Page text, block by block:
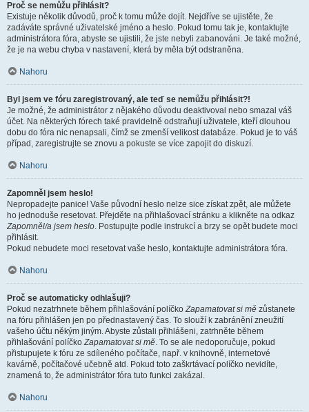
Proč se nemůžu přihlásit?
Existuje několik důvodů, proč k tomu může dojít. Nejdříve se ujistěte, že
zadáváte správné uživatelské jméno a heslo. Pokud tomu tak je, kontaktujte
administrátora fóra, abyste se ujistili, že jste nebyli zabanováni. Je také možné,
že je na webu chyba v nastavení, která by měla být odstraněna.
Nahoru
Byl jsem ve fóru zaregistrovaný, ale teď se nemůžu přihlásit?!
Je možné, že administrátor z nějakého důvodu deaktivoval nebo smazal váš
účet. Na některých fórech také pravidelně odstraňují uživatele, kteří dlouhou
dobu do fóra nic nenapsali, čímž se zmenší velikost databáze. Pokud je to váš
případ, zaregistrujte se znovu a pokuste se více zapojit do diskuzí.
Nahoru
Zapomněl jsem heslo!
Nepropadejte panice! Vaše původní heslo nelze sice získat zpět, ale můžete
ho jednoduše resetovat. Přejděte na přihlašovací stránku a klikněte na odkaz
Zapomněl/a jsem heslo. Postupujte podle instrukcí a brzy se opět budete moci
přihlásit.
Pokud nebudete moci resetovat vaše heslo, kontaktujte administrátora fóra.
Nahoru
Proč se automaticky odhlašuji?
Pokud nezatrhnete během přihlašování políčkoZapamatovat si mě zůstanete
na fóru přihlášen jen po přednastavený čas. To slouží k zabránění zneužití
vašeho účtu někým jiným. Abyste zůstali přihlášeni, zatrhněte během
přihlašování políčkoZapamatovat si mě. To se ale nedoporučuje, pokud
přistupujete k fóru ze sdíleného počítače, např. v knihovně, internetové
kavárně, počítačové učebně atd. Pokud toto zaškrtávací políčko nevidíte,
znamená to, že administrátor fóra tuto funkci zakázal.
Nahoru